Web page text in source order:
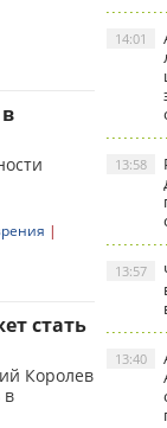
|
стать
Королев
в
14:01
13:58
13:57
13:40